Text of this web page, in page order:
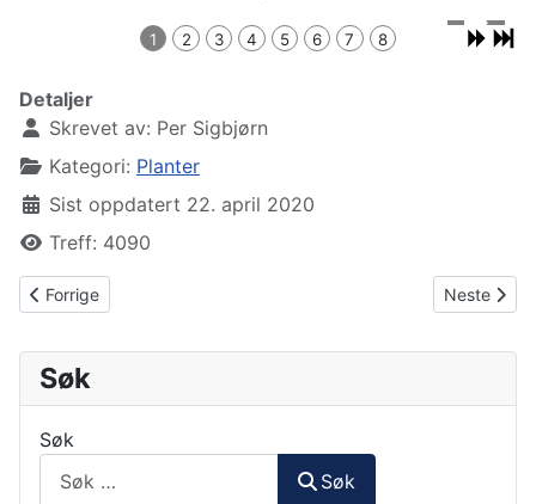
1 2 3 4 5 6 7 8
Detaljer
Skrevet av: Per Sigbjørn
Kategori: Planter
Sist oppdatert 22. april 2020
Treff: 4090
Forrige artikkel: "Plantebloggen"
Forrige Neste
Neste
Søk
Søk
Søk